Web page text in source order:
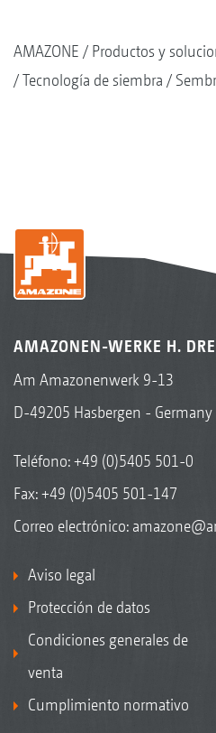
AMAZONE
Productos y
Tecnología de siembra
AMAZONEN-WERKE H.
Am Amazonenwerk 9-13
D-49205 Hasbergen - Germany
Teléfono:+49 (0)5405 501-0
Fax: +49 (0)5405 501-147
Correo electrónico:
Aviso legal
Protección de datos
Condiciones generales de
venta
Cumplimiento normativo